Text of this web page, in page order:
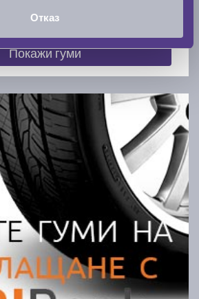
Отказ
Покажи гуми